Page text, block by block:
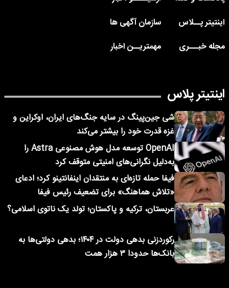
اینتیتر پــلاس
سازمان آگهی ها
مجله خبـــری
مهمتریــن اخبار
اینتیتر پلاس
شی جین‌پینگ در سایه جنگ‌های ایران، اوکراین و
غزه قدرت خود را بیشتر می‌کند
OpenAI توسعه مدل هوش مصنوعی Astra را
به‌دلیل نگرانی‌های امنیتی متوقف کرد
فیفا حمله تازه‌ای به منتقدان اینفانتینو کرد؛ ادعای
«تلاش هماهنگ» برای تضعیف رئیس فیفا
عربستان، ترکیه و پاکستان؛ تولد یک ناتوی اسلامی؟
رکوردزنی بدهی دولت در ۱۴۰۴؛ بدهی دولتی‌ها به
بانک‌ها حدودا ۳ هزار همت